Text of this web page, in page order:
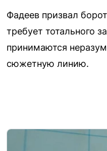
Фадеев призвал
требует тотального
принимаются
сюжетную линию.